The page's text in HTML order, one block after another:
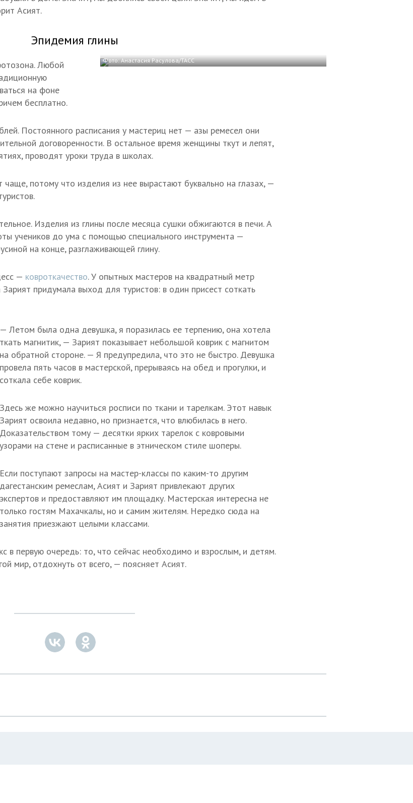
Асият.
Эпидемия глины
Фото: Анастасия Расулова/ТАСС
Любой
на фоне
бесплатно.
Постоянного расписания у мастериц нет — азы ремесел они
договоренности. В остальное время женщины ткут и лепят,
проводят уроки труда в школах.
потому что изделия из нее вырастают буквально на глазах, —
Изделия из глины после месяца сушки обжигаются в печи. А
учеников до ума с помощью специального инструмента —
на конце, разглаживающей глину.
— ковроткачество. У опытных мастеров на квадратный метр
придумала выход для туристов: в один присест соткать
— Летом была одна девушка, я поразилась ее терпению, она хотела
ткать магнитик, — Зарият показывает небольшой коврик с магнитом
на обратной стороне. — Я предупредила, что это не быстро. Девушка
провела пять часов в мастерской, прерываясь на обед и прогулки, и
соткала себе коврик.
Здесь же можно научиться росписи по ткани и тарелкам. Этот навык
Зарият освоила недавно, но признается, что влюбилась в него.
Доказательством тому — десятки ярких тарелок с ковровыми
узорами на стене и расписанные в этническом стиле шоперы.
Если поступают запросы на мастер-классы по каким-то другим
дагестанским ремеслам, Асият и Зарият привлекают других
экспертов и предоставляют им площадку. Мастерская интересна не
только гостям Махачкалы, но и самим жителям. Нередко сюда на
занятия приезжают целыми классами.
в первую очередь: то, что сейчас необходимо и взрослым, и детям.
мир, отдохнуть от всего, — поясняет Асият.